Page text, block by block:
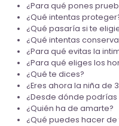
¿Para qué pones
¿Qué intentas
¿Qué pasaría si te
¿Qué intentas
¿Para qué evitas la
¿Para qué eliges los
¿Qué te dices?
¿Eres ahora la niña de
¿Desde dónde
¿Quién ha de amarte?
¿Qué puedes hacer